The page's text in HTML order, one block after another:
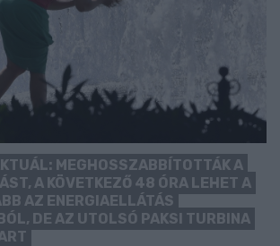
MEGHOSSZABBÍTOTTÁK A
A KÖVETKEZŐ 48 ÓRA LEHET A
AZ ENERGIAELLÁTÁS
DE AZ UTOLSÓ PAKSI TURBINA